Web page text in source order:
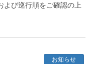
よび巡行順をご確認の上
お知らせ